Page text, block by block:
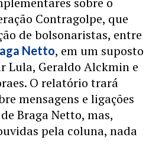
Contragolpe, que
de bolsonaristas, entre
Netto, em um suposto
Lula, Geraldo Alckmin e
O relatório trará
mensagens e ligações
Braga Netto, mas,
pela coluna, nada